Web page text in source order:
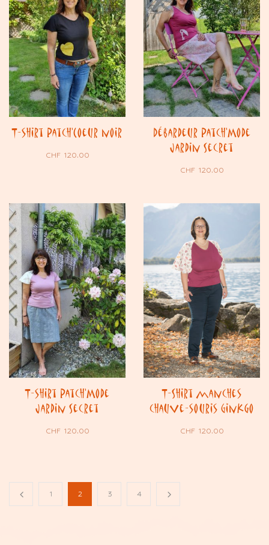
T-shirt Patch’Coeur noir
CHF120.00
Débardeur Patch’Mode
Jardin Secret
CHF120.00
T-shirt Patch’Mode
Jardin Secret
CHF120.00
T-Shirt manches
chauve-souris Ginkgo
CHF120.00
1 2 3 4